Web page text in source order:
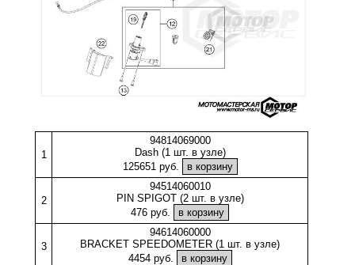
1
94814069000
Dash (1 шт. в узле)
125651 руб.
2
94514060010
PIN SPIGOT (2 шт. в узле)
476 руб.
3
94614060000
BRACKET SPEEDOMETER (1 шт. в узле)
4454 руб.